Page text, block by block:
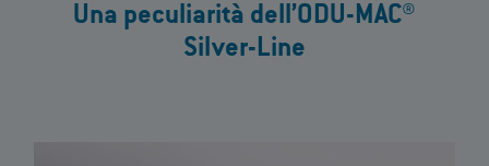
Una peculiarità dell’ODU-MAC®
Silver-Line